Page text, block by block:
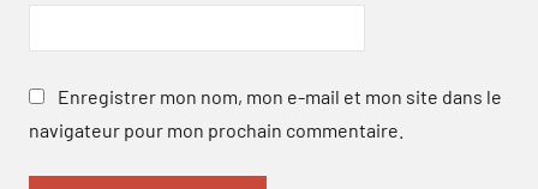
Enregistrer mon nom, mon e-mail et mon site dans le
navigateur pour mon prochain commentaire.